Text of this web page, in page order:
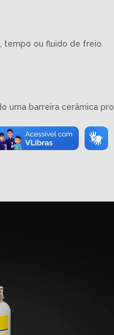
tempo ou fluido de freio.
uma barreira cerâmica